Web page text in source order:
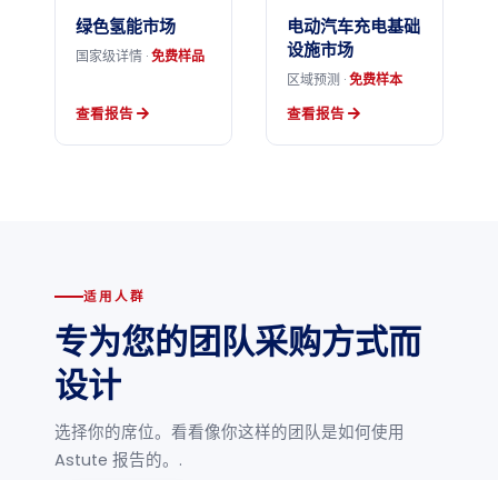
绿色氢能市场
国家级详情 ·免费样品
查看报告
电动汽车充电基础
设施市场
区域预测 ·免费样本
查看报告
适用人群
专为您的团队采购方式而
设计
选择你的席位。看看像你这样的团队是如何使用
Astute 报告的。.